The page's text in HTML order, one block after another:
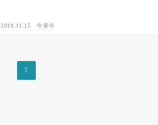
2018.11.15 今来今
1